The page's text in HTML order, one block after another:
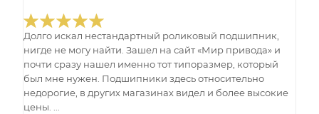
Долго искал нестандартный роликовый подшипник,
нигде не могу найти. Зашел на сайт «Мир привода» и
почти сразу нашел именно тот типоразмер, который
был мне нужен. Подшипники здесь относительно
недорогие, в других магазинах видел и более высокие
цены. ...